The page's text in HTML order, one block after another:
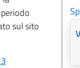
sul sito